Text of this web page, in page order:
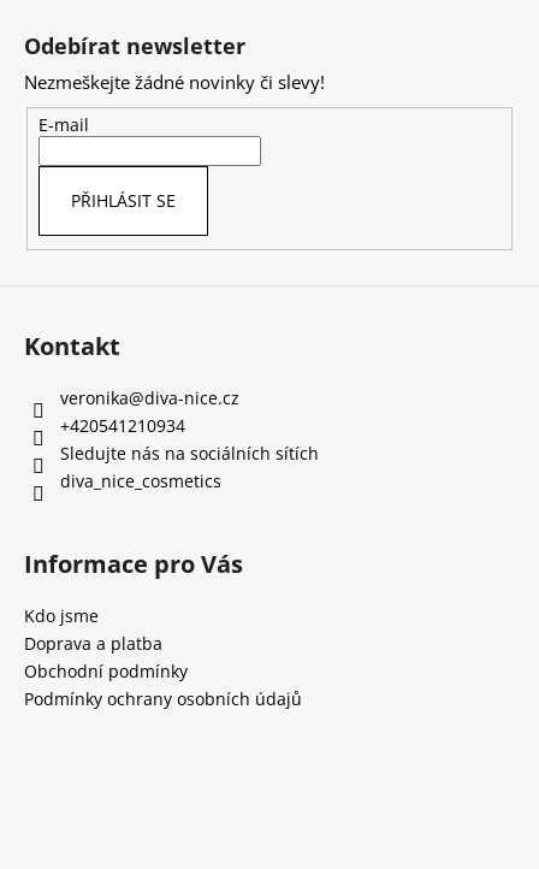
Odebírat newsletter
Nezmeškejte žádné novinky či slevy!
E-mail
PŘIHLÁSIT SE
Kontakt
veronika@diva-nice.cz
+420541210934
Sledujte nás na sociálních sítích
diva_nice_cosmetics
Informace pro Vás
Kdo jsme
Doprava a platba
Obchodní podmínky
Podmínky ochrany osobních údajů